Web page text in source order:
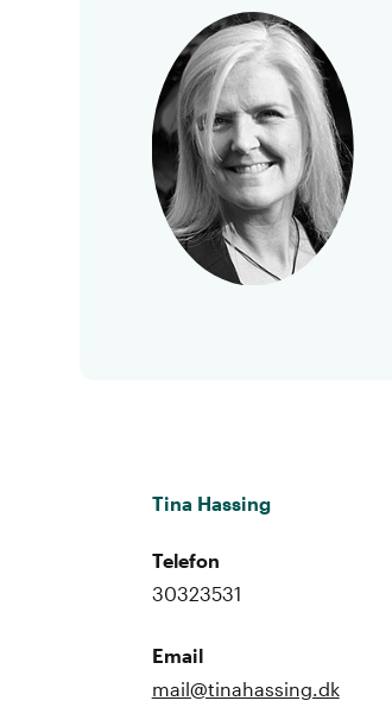
Tina Hassing
Telefon
30323531
Email
mail@tinahassing.dk